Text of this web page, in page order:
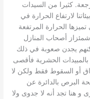
رجعة. كثيرا من السيدات
لارتفاع الحرارة في
الحرارة المرتفعة
أصحاب المنازل
يجدن صعوبة في ذلك
الحشرية فأقصى
أو السقوط فقط ولكن لا
البرص بالدائرة عن
هنا تجد أنه لا جدوى ولا